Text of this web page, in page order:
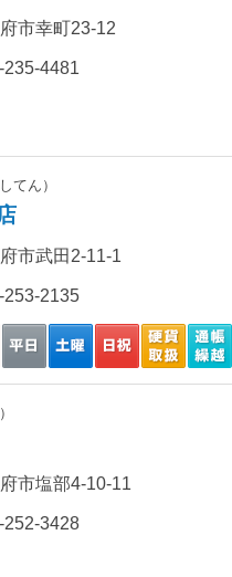
市幸町23-12
235-4481
てん）
市武田2-11-1
253-2135
市塩部4-10-11
252-3428